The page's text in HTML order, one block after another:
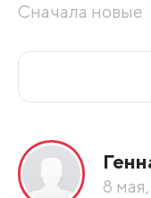
Сначала новые
По8